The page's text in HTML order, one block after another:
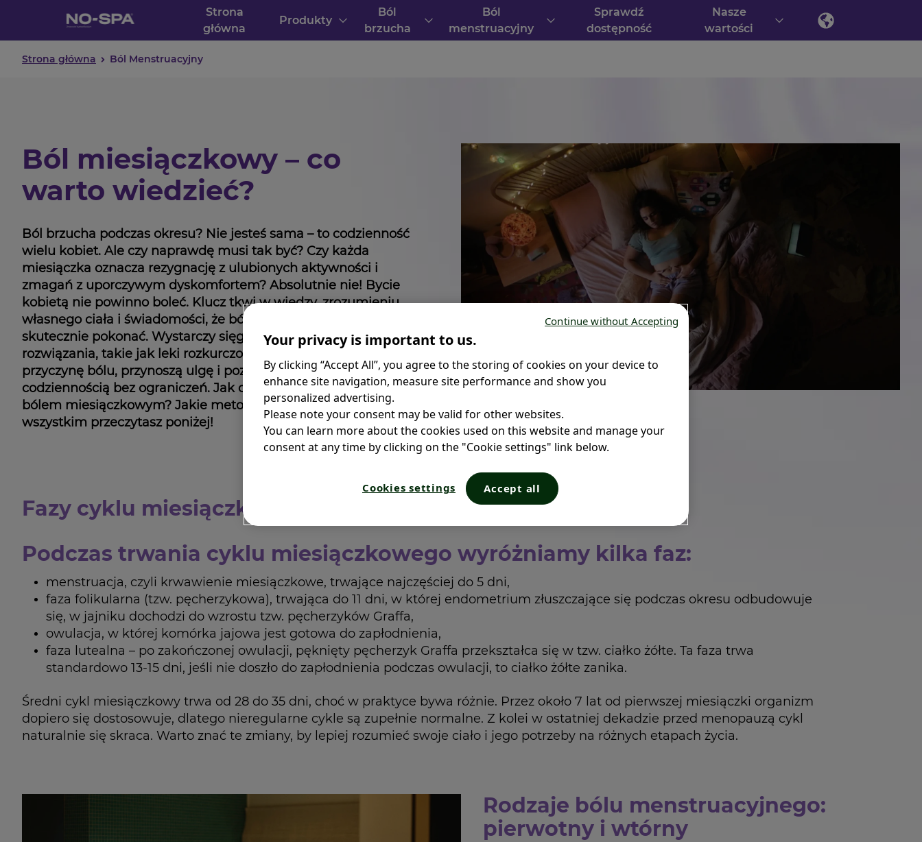
Strona
główna
Produkty
Ból
brzucha
Ból
menstruacyjny
Sprawdź
dostępność
Nasze
wartości
Strona główna Ból Menstruacyjny
Ból miesiączkowy – co
warto wiedzieć?
Ból brzucha podczas okresu? Nie jesteś sama – to codzienność
wielu kobiet. Ale czy naprawdę musi tak być? Czy każda
miesiączka oznacza rezygnację z ulubionych aktywności i
zmagań z uporczywym dyskomfortem? Absolutnie nie! Bycie
kobietą nie powinno boleć. Klucz tkwi w wiedzy, zrozumieniu
własnego ciała i świadomości, że ból menstruacyjny można
skutecznie pokonać. Wystarczy sięgnąć po odpowiednie
rozwiązania, takie jak leki rozkurczowe, które eliminują główną
przyczynę bólu, przynoszą ulgę i pozwalają cieszyć się
codziennością bez ograniczeń. Jak dokładnie radzić sobie z
bólem miesiączkowym? Jakie metody działają najlepiej? O tym
wszystkim przeczytasz poniżej!
Fazy cyklu miesiączkowego a ból
Podczas trwania cyklu miesiączkowego wyróżniamy kilka faz:
menstruacja, czyli krwawienie miesiączkowe, trwające najczęściej do 5 dni,
faza folikularna (tzw. pęcherzykowa), trwająca do 11 dni, w której endometrium złuszczające się podczas okresu odbudowuje
się, w jajniku dochodzi do wzrostu tzw. pęcherzyków Graffa,
owulacja, w której komórka jajowa jest gotowa do zapłodnienia,
faza lutealna – po zakończonej owulacji, pęknięty pęcherzyk Graffa przekształca się w tzw. ciałko żółte. Ta faza trwa
standardowo 13-15 dni, jeśli nie doszło do zapłodnienia podczas owulacji, to ciałko żółte zanika.
Średni cykl miesiączkowy trwa od 28 do 35 dni, choć w praktyce bywa różnie. Przez około 7 lat od pierwszej miesiączki organizm
dopiero się dostosowuje, dlatego nieregularne cykle są zupełnie normalne. Z kolei w ostatniej dekadzie przed menopauzą cykl
naturalnie się skraca. Warto znać te zmiany, by lepiej rozumieć swoje ciało i jego potrzeby na różnych etapach życia.
Rodzaje bólu menstruacyjnego:
pierwotny i wtórny
Your privacy is important to us.
By clicking “Accept All”, you agree to the storing of cookies on your device to
enhance site navigation, measure site performance and show you
personalized advertising.
Please note your consent may be valid for other websites.
You can learn more about the cookies used on this website and manage your
consent at any time by clicking on the "Cookie settings" link below.
Cookies settings Accept all
Continue without Accepting